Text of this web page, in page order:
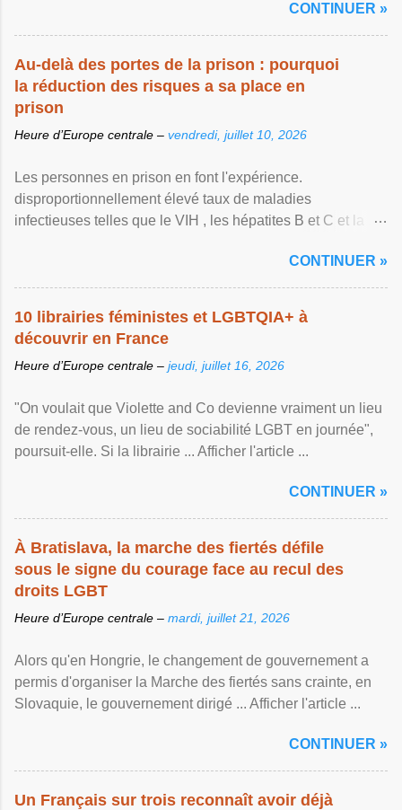
CONTINUER »
Au-delà des portes de la prison : pourquoi
la réduction des risques a sa place en
prison
Heure d’Europe centrale – vendredi, juillet 10, 2026
Les personnes en prison en font l'expérience.
disproportionnellement élevé taux de maladies
infectieuses telles que le VIH , les hépatites B et C et la ...
CONTINUER »
10 librairies féministes et LGBTQIA+ à
découvrir en France
Heure d’Europe centrale – jeudi, juillet 16, 2026
"On voulait que Violette and Co devienne vraiment un lieu
de rendez-vous, un lieu de sociabilité LGBT en journée",
poursuit-elle. Si la librairie ... Afficher l'article ...
CONTINUER »
À Bratislava, la marche des fiertés défile
sous le signe du courage face au recul des
droits LGBT
Heure d’Europe centrale – mardi, juillet 21, 2026
Alors qu'en Hongrie, le changement de gouvernement a
permis d'organiser la Marche des fiertés sans crainte, en
Slovaquie, le gouvernement dirigé ... Afficher l'article ...
CONTINUER »
Un Français sur trois reconnaît avoir déjà